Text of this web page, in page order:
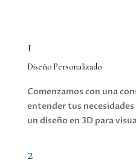
1
Diseño Personalizado
Comenzamos con una
entender tus
un diseño en 3D para
2